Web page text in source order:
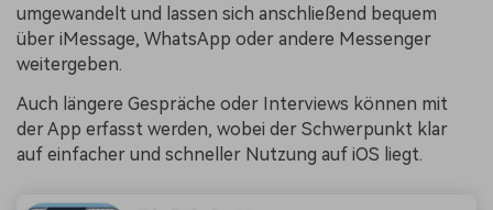
umgewandelt und lassen sich anschließend bequem
über iMessage, WhatsApp oder andere Messenger
weitergeben.
Auch längere Gespräche oder Interviews können mit
der App erfasst werden, wobei der Schwerpunkt klar
auf einfacher und schneller Nutzung auf iOS liegt.